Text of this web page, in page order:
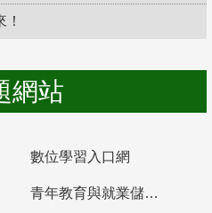
網站
數位學習入口網
青年教育與就業儲蓄帳戶